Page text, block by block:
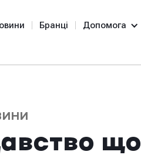
Бранці Допомога